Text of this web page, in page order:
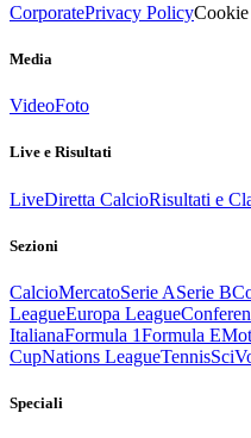
CorporatePrivacy Policy
Media
VideoFoto
Live e Risultati
LiveDiretta CalcioRisultati e
Sezioni
CalcioMercatoSerie ASerie B
LeagueEuropa League
ItalianaFormula 1Formula E
CupNations LeagueTennisSci
Speciali